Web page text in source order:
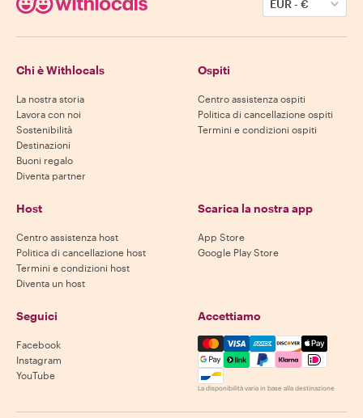
EUR-€
Chi è Withlocals
La nostra storia
Lavora con noi
Sostenibilità
Destinazioni
Buoni regalo
Diventa partner
Ospiti
Centro assistenza ospiti
Politica di cancellazione ospiti
Termini e condizioni ospiti
Host
Centro assistenza host
Politica di cancellazione host
Termini e condizioni host
Diventa un host
Scarica la nostra app
App Store
Google Play Store
Seguici
Facebook
Instagram
YouTube
Accettiamo
Mastercard, Visa, Amex,
La disponibilità varia in base alla destinazione